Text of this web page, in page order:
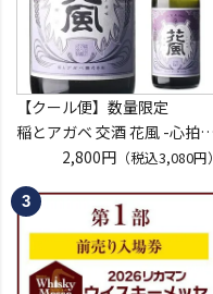
【クール便】数量限定
稲とアガベ 交酒 花風 -心拍-
KYOTO EDITION 720ml こう
しゅ はなかぜ craft sake クラ
フトサケ 秋田県 男鹿市
2,800円（税込3,080円）